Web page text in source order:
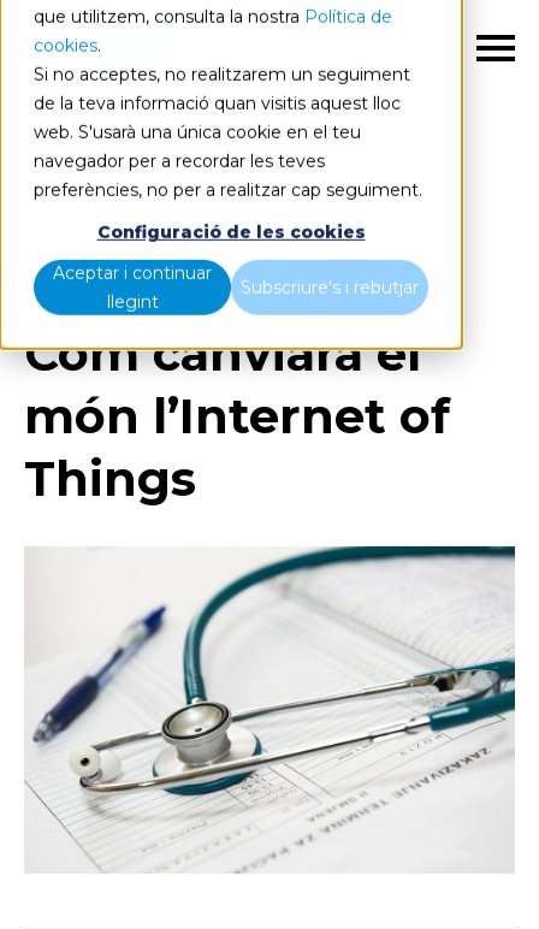
que utilitzem, consulta la nostra Política de
cookies.
Si no acceptes, no realitzarem un seguiment
de la teva informació quan visitis aquest lloc
web. S'usarà una única cookie en el teu
navegador per a recordar les teves
preferències, no per a realitzar cap seguiment.
Configuració de les cookies
Aceptar i continuar
llegint
Subscriure's i rebutjar
Blog Home
Com canviarà el
món l’Internet of
Things